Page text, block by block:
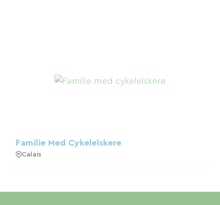
Familie Med Cykelelskere
Calais